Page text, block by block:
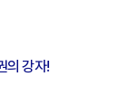
의 강자!